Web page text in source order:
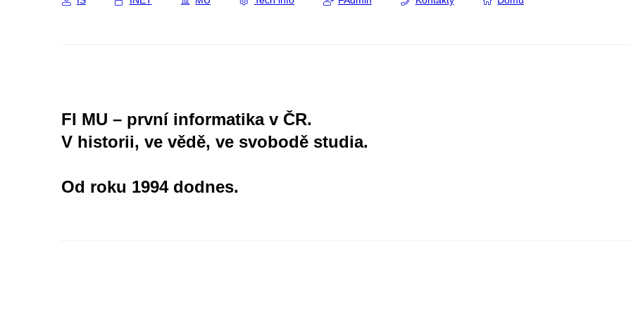
FI MU – první informatika v ČR.
V historii, ve vědě, ve svobodě studia.
Od roku 1994 dodnes.